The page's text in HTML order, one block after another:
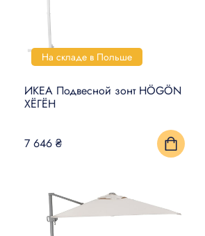
На складе в Польше
ИКЕА Подвесной зонт HÖGÖN
ХЁГЁН
7 646 ₴